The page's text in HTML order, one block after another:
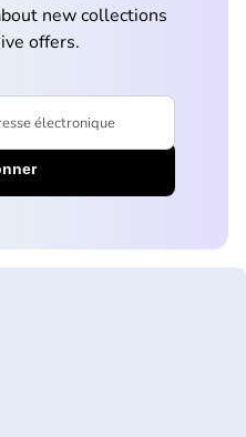
new collections
offers.